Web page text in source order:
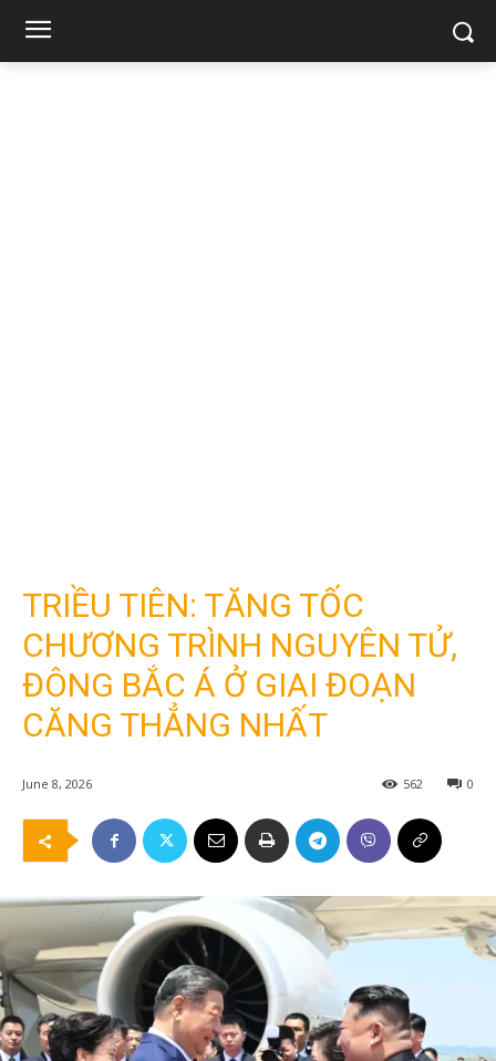
TRIỀU TIÊN: TĂNG TỐC
CHƯƠNG TRÌNH NGUYÊN TỬ,
ĐÔNG BẮC Á Ở GIAI ĐOẠN
CĂNG THẲNG NHẤT
June 8, 2026 0
562